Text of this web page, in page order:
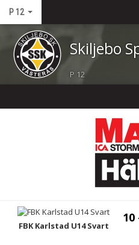
P 12
Skiljebo
P 12
TRUPPEN
FBK Karlstad U14 Svart
10